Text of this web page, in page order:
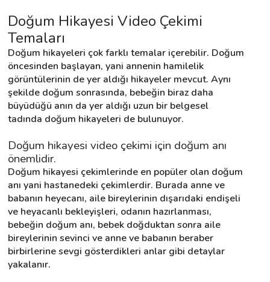
Blog
Doğum Hikayesi Video Çekimi
Temaları
Doğum hikayeleri çok farklı temalar içerebilir. Doğum
öncesinden başlayan, yani annenin hamilelik
görüntülerinin de yer aldığı hikayeler mevcut. Aynı
şekilde doğum sonrasında, bebeğin biraz daha
büyüdüğü anın da yer aldığı uzun bir belgesel
tadında doğum hikayeleri de bulunuyor.
Doğum hikayesi video çekimi için doğum anı
önemlidir.
Doğum hikayesi çekimlerinde en popüler olan doğum
anı yani hastanedeki çekimlerdir. Burada anne ve
babanın heyecanı, aile bireylerinin dışarıdaki endişeli
ve heyacanlı bekleyişleri, odanın hazırlanması,
bebeğin doğum anı, bebek doğduktan sonra aile
bireylerinin sevinci ve anne ve babanın beraber
birbirlerine sevgi gösterdikleri anlar gibi detaylar
yakalanır.